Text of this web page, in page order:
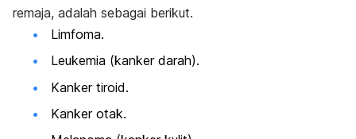
remaja, adalah sebagai berikut.
Limfoma.
Leukemia (kanker darah).
Kanker tiroid.
Kanker otak.